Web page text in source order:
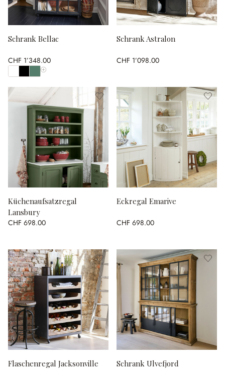
Schrank Bellac
CHF 1’348.00
Alle Farben anzeigen
Schrank Astralon
CHF 1’098.00
Küchenaufsatzregal
Lansbury
CHF 698.00
Eckregal Emarive
CHF 698.00
Flaschenregal Jacksonville Schrank Ulvefjord